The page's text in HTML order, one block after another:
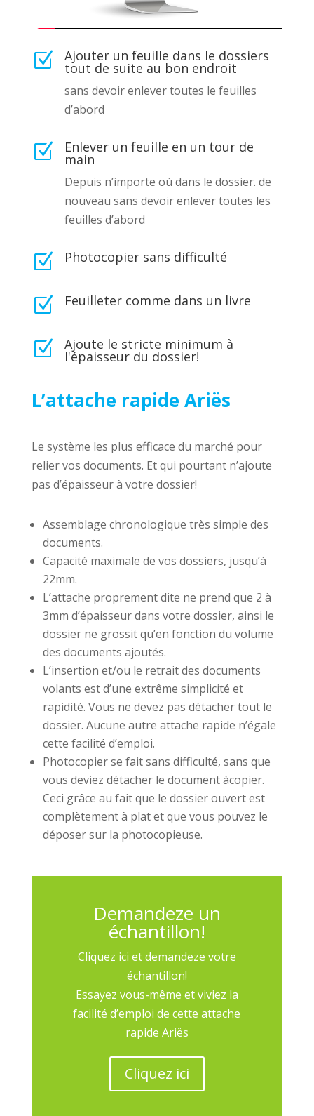
Z Ajouter un feuille dans le dossiers
tout de suite au bon endroit
sans devoir enlever toutes le feuilles
d’abord
Z Enlever un feuille en un tour de
main
Depuis n’importe où dans le dossier. de
nouveau sans devoir enlever toutes les
feuilles d’abord
Z Photocopier sans difficulté
Z Feuilleter comme dans un livre
Z Ajoute le stricte minimum à
l'épaisseur du dossier!
L’attache rapide Ariës
Le système les plus efficace du marché pour
relier vos documents. Et qui pourtant n’ajoute
pas d’épaisseur à votre dossier!
Assemblage chronologique très simple des
documents.
Capacité maximale de vos dossiers, jusqu’à
22mm.
L’attache proprement dite ne prend que 2 à
3mm d’épaisseur dans votre dossier, ainsi le
dossier ne grossit qu’en fonction du volume
des documents ajoutés.
L’insertion et/ou le retrait des documents
volants est d’une extrême simplicité et
rapidité. Vous ne devez pas détacher tout le
dossier. Aucune autre attache rapide n’égale
cette facilité d’emploi.
Photocopier se fait sans difficulté, sans que
vous deviez détacher le document àcopier.
Ceci grâce au fait que le dossier ouvert est
complètement à plat et que vous pouvez le
déposer sur la photocopieuse.
Demandeze un
échantillon!
Cliquez ici et demandeze votre
échantillon!
Essayez vous-même et viviez la
facilité d’emploi de cette attache
rapide Ariës
Cliquez ici